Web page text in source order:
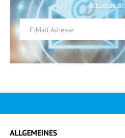
Aktuelles
ALLGEMEINES